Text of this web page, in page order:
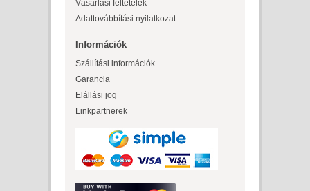
Vásárlási feltételek
Adattovábbítási nyilatkozat
Információk
Szállítási információk
Garancia
Elállási jog
Linkpartnerek